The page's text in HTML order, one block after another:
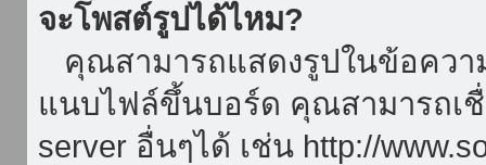
จะโพสต์รูปได้ไหม?
คุณสามารถแสดงรูปในข้อคว
แนบไฟล์ขึ้นบอร์ด คุณสามารถเชื่
server อื่นๆได้ เช่น http://